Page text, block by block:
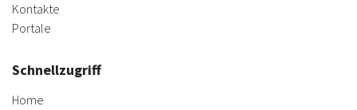
Kontakte
Portale
Schnellzugriff
Home